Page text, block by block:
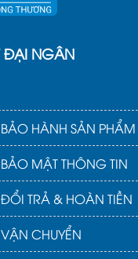
ĐẠI NGÂN
HÀNH SẢN PHẨM
MẬT THÔNG TIN
TRẢ & HOÀN TIỀN
CHUYỂN